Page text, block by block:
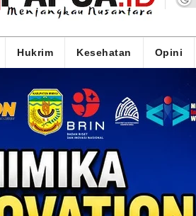
Hukrim Kesehatan Opini